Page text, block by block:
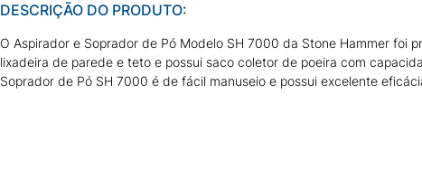
DESCRIÇÃO DO PRODUTO:
O Aspirador e Soprador de Pó Modelo SH 7000 da Stone Hammer foi
lixadeira de parede e teto e possui saco coletor de poeira com
Soprador de Pó SH 7000 é de fácil manuseio e possui excelente